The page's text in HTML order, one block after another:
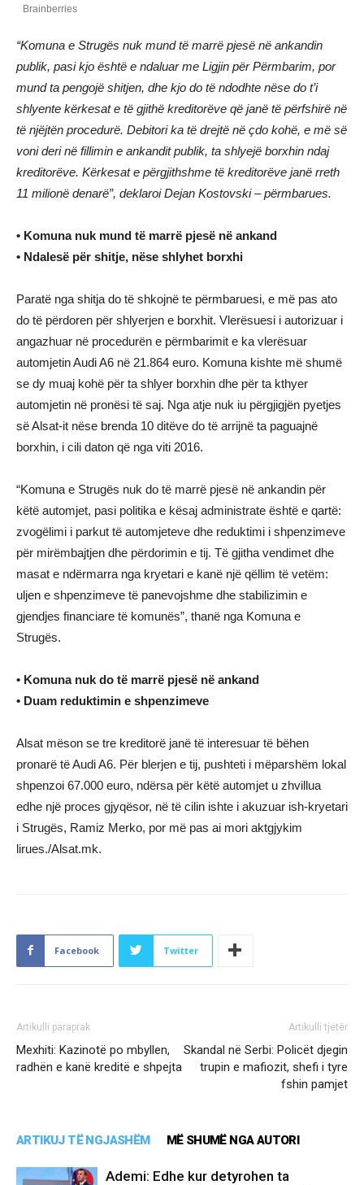
“Komuna e Strugës nuk mund të marrë pjesë në ankandin
publik, pasi kjo është e ndaluar me Ligjin për Përmbarim, por
mund ta pengojë shitjen, dhe kjo do të ndodhte nëse do t’i
shlyente kërkesat e të gjithë kreditorëve që janë të përfshirë në
të njëjtën procedurë. Debitori ka të drejtë në çdo kohë, e më së
voni deri në fillimin e ankandit publik, ta shlyejë borxhin ndaj
kreditorëve. Kërkesat e përgjithshme të kreditorëve janë rreth
11 milionë denarë”, deklaroi Dejan Kostovski – përmbarues.
• Komuna nuk mund të marrë pjesë në ankand
• Ndalesë për shitje, nëse shlyhet borxhi
Paratë nga shitja do të shkojnë te përmbaruesi, e më pas ato
do të përdoren për shlyerjen e borxhit. Vlerësuesi i autorizuar i
angazhuar në procedurën e përmbarimit e ka vlerësuar
automjetin Audi A6 në 21.864 euro. Komuna kishte më shumë
se dy muaj kohë për ta shlyer borxhin dhe për ta kthyer
automjetin në pronësi të saj. Nga atje nuk iu përgjigjën pyetjes
së Alsat-it nëse brenda 10 ditëve do të arrijnë ta paguajnë
borxhin, i cili daton që nga viti 2016.
“Komuna e Strugës nuk do të marrë pjesë në ankandin për
këtë automjet, pasi politika e kësaj administrate është e qartë:
zvogëlimi i parkut të automjeteve dhe reduktimi i shpenzimeve
për mirëmbajtjen dhe përdorimin e tij. Të gjitha vendimet dhe
masat e ndërmarra nga kryetari e kanë një qëllim të vetëm:
uljen e shpenzimeve të panevojshme dhe stabilizimin e
gjendjes financiare të komunës”, thanë nga Komuna e
Strugës.
• Komuna nuk do të marrë pjesë në ankand
• Duam reduktimin e shpenzimeve
Alsat mëson se tre kreditorë janë të interesuar të bëhen
pronarë të Audi A6. Për blerjen e tij, pushteti i mëparshëm lokal
shpenzoi 67.000 euro, ndërsa për këtë automjet u zhvillua
edhe një proces gjyqësor, në të cilin ishte i akuzuar ish-kryetari
i Strugës, Ramiz Merko, por më pas ai mori aktgjykim
lirues./Alsat.mk.
Facebook Twitter
Artikulli paraprak
Mexhiti: Kazinotë po mbyllen,
radhën e kanë kreditë e shpejta
Artikulli tjetër
Skandal në Serbi: Policët djegin
trupin e mafiozit, shefi i tyre
fshin pamjet
ARTIKUJ TË NGJASHËM MË SHUMË NGA AUTORI
Ademi: Edhe kur detyrohen ta